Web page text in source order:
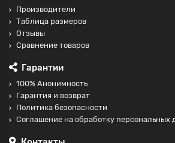
Производители
Таблица размеров
Отзывы
Сравнение товаров
Гарантии
100% Анонимность
Гарантия и возврат
Политика безопасности
Соглашение на обработку персональных